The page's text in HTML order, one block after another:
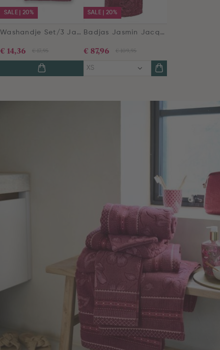
SALE | 20%
Washandje Set/3 Jasmin Jacquard Donkerroze 16x22cm
€ 17,95
€ 14,36
SALE | 20%
Badjas Jasmin Jacquard Donkerroze
€ 109,95
€ 87,96
XS